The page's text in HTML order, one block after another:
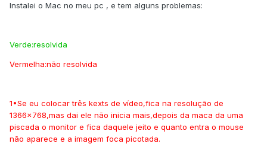
Instalei o Mac no meu pc , e tem alguns problemas:
Verde:resolvida
Vermelha:não resolvida
1•Se eu colocar três kexts de vídeo,fica na resolução de
1366x768,mas dai ele não inicia mais,depois da maca da uma
piscada o monitor e fica daquele jeito e quanto entra o mouse
não aparece e a imagem foca picotada.